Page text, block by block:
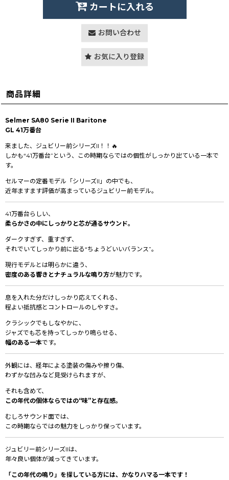
カートに入れる
お問い合わせ
お気に入り登録
商品詳細
Selmer SA80 Serie II Baritone
GL 41万番台
来ました、ジュビリー前シリーズII！！🔥
しかも“41万番台”という、この時期ならではの個性がしっかり出ている一本で
す。
セルマーの定番モデル「シリーズII」の中でも、
近年ますます評価が高まっているジュビリー前モデル。
41万番台らしい、
柔らかさの中にしっかりと芯が通るサウンド。
ダークすぎず、重すぎず、
それでいてしっかり前に出る“ちょうどいいバランス”。
現行モデルとは明らかに違う、
密度のある響きとナチュラルな鳴り方が魅力です。
息を入れた分だけしっかり応えてくれる、
程よい抵抗感とコントロールのしやすさ。
クラシックでもしなやかに、
ジャズでも芯を持ってしっかり鳴らせる、
幅のある一本です。
外観には、経年による塗装の傷みや擦り傷、
わずかな凹みなど見受けられますが、
それも含めて、
この年代の個体ならではの“味”と存在感。
むしろサウンド面では、
この時期ならではの魅力をしっかり保っています。
ジュビリー前シリーズIIは、
年々良い個体が減ってきています。
「この年代の鳴り」を探している方には、かなりハマる一本です！